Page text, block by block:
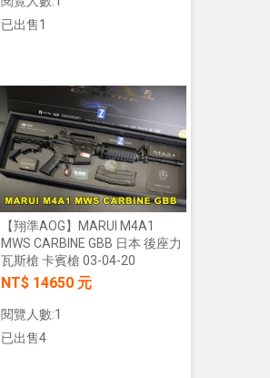
已出售1
【翔準AOG】MARUI M4A1
MWS CARBINE GBB 日本 後座力
瓦斯槍 卡賓槍 03-04-20
NT$ 14650 元
閱覽人數:1
已出售4